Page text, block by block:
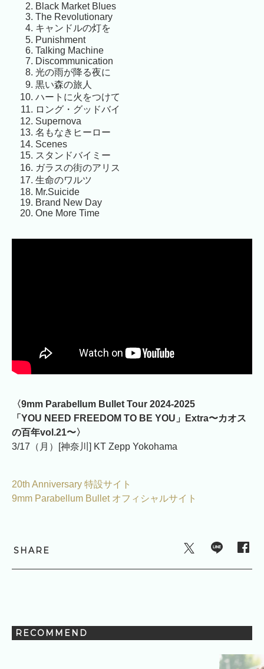
Black Market Blues
The Revolutionary
キャンドルの灯を
Punishment
Talking Machine
Discommunication
光の雨が降る夜に
黒い森の旅人
ハートに火をつけて
ロング・グッドバイ
Supernova
名もなきヒーロー
Scenes
スタンドバイミー
ガラスの街のアリス
生命のワルツ
Mr.Suicide
Brand New Day
One More Time
〈9mm Parabellum Bullet Tour 2024-2025
「YOU NEED FREEDOM TO BE YOU」Extra〜カオス
の百年vol.21〜〉
3/17（月）[神奈川] KT Zepp Yokohama
20th Anniversary 特設サイト
9mm Parabellum Bullet オフィシャルサイト
SHARE
RECOMMEND